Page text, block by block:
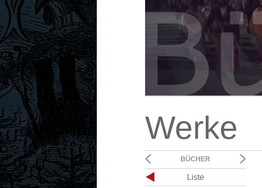
Werke
BÜCHER
Liste